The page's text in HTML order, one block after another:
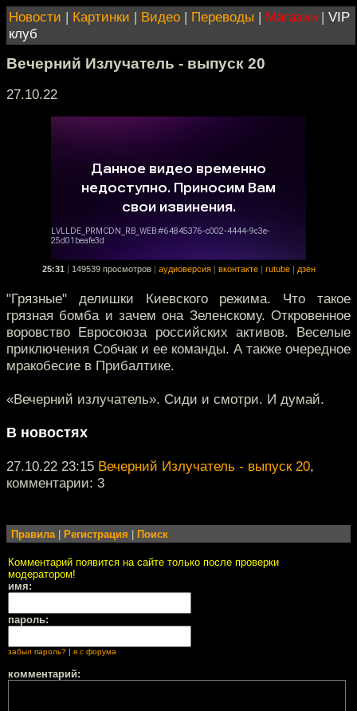
Новости | Картинки | Видео | Переводы | Магазин | VIP
клуб
Вечерний Излучатель - выпуск 20
27.10.22
25:31 149539 просмотров аудиоверсия вконтакте rutube дзен
"Грязные" делишки Киевского режима. Что такое
грязная бомба и зачем она Зеленскому. Откровенное
воровство Евросоюза российских активов. Веселые
приключения Собчак и ее команды. А также очередное
мракобесие в Прибалтике.
«Вечерний излучатель». Сиди и смотри. И думай.
В новостях
27.10.22 23:15 Вечерний Излучатель - выпуск 20,
комментарии: 3
Правила| Регистрация Поиск
Комментарий появится на сайте только после проверки
модератором!
имя:
пароль:
забыл пароль? я с форума
комментарий: